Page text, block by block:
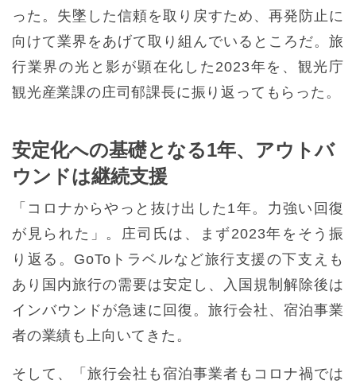
った。失墜した信頼を取り戻すため、再発防止に
向けて業界をあげて取り組んでいるところだ。旅
行業界の光と影が顕在化した2023年を、観光庁
観光産業課の庄司郁課長に振り返ってもらった。
安定化への基礎となる1年、アウトバ
ウンドは継続支援
「コロナからやっと抜け出した1年。力強い回復
が見られた」。庄司氏は、まず2023年をそう振
り返る。GoToトラベルなど旅行支援の下支えも
あり国内旅行の需要は安定し、入国規制解除後は
インバウンドが急速に回復。旅行会社、宿泊事業
者の業績も上向いてきた。
そして、「旅行会社も宿泊事業者もコロナ禍では